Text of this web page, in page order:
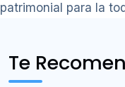
patrimonial para la
Te